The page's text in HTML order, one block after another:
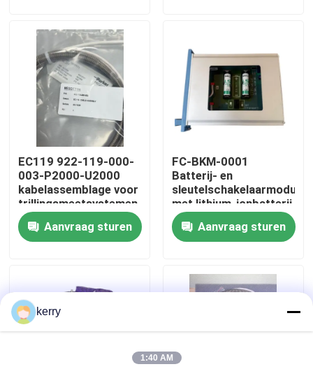
Video's
Over ons
Fabriekstocht
Kwaliteitscontrole
Neem contact met ons op
Vraag een offerte
EC119 922-119-000-
003-P2000-U2000
kabelassemblage voor
trillingsmeetsystemen
Aanvraag sturen
FC-BKM-0001
Batterij- en
sleutelschakelaarmodule
met lithium-ionbatterij
met een hoge
capaciteit en
mechanische
industriële
besturingssystemen
Aanvraag sturen
kerry
1:40 AM